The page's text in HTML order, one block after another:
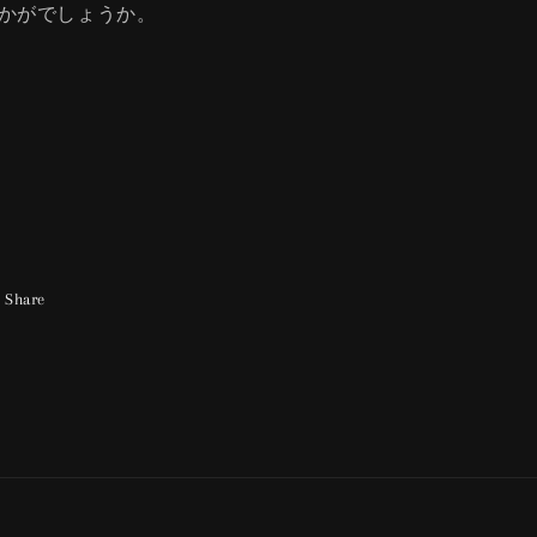
がでしょうか。
Share